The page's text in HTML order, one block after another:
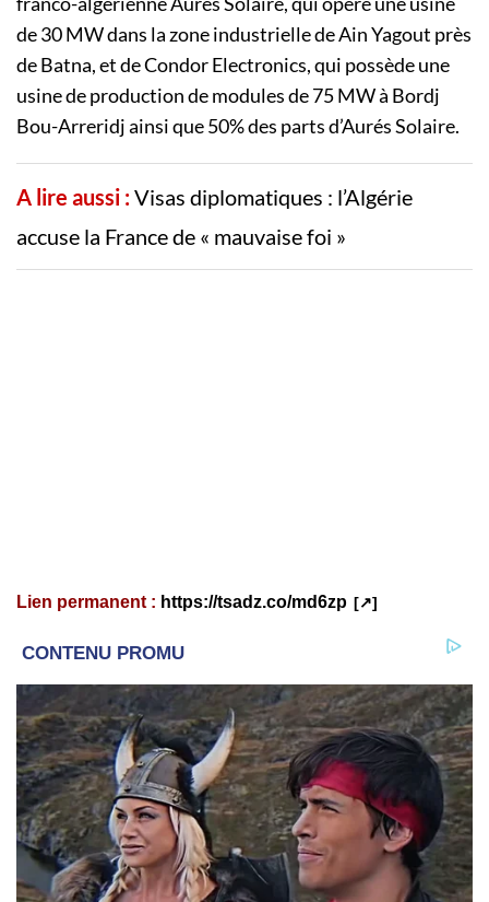
de 30 MW dans la zone industrielle de Ain Yagout près
de Batna, et de Condor Electronics, qui possède une
usine de production de modules de 75 MW à Bordj
Bou-Arreridj ainsi que 50% des parts d’Aurés Solaire.
A lire aussi :Visas diplomatiques : l’Algérie
accuse la France de « mauvaise foi »
Lien permanent : https://tsadz.co/md6zp